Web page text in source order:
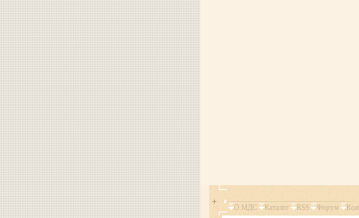
О МДС Каталог RSS Форум